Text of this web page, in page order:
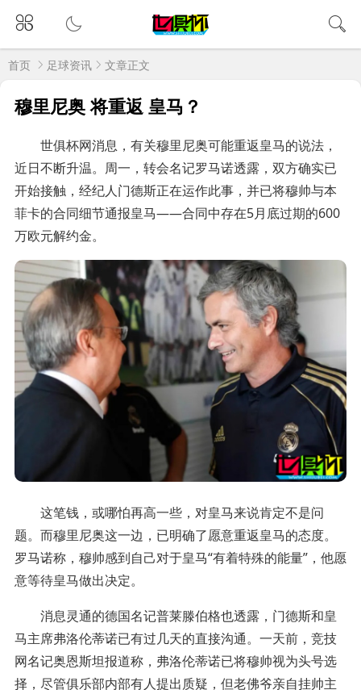
首页 足球资讯 文章正文
穆里尼奥 将重返 皇马？
世俱杯网消息，有关穆里尼奥可能重返皇马的说法，
近日不断升温。周一，转会名记罗马诺透露，双方确实已
开始接触，经纪人门德斯正在运作此事，并已将穆帅与本
菲卡的合同细节通报皇马——合同中存在5月底过期的600
万欧元解约金。
这笔钱，或哪怕再高一些，对皇马来说肯定不是问
题。而穆里尼奥这一边，已明确了愿意重返皇马的态度。
罗马诺称，穆帅感到自己对于皇马“有着特殊的能量”，他愿
意等待皇马做出决定。
消息灵通的德国名记普莱滕伯格也透露，门德斯和皇
马主席弗洛伦蒂诺已有过几天的直接沟通。一天前，竞技
网名记奥恩斯坦报道称，弗洛伦蒂诺已将穆帅视为头号选
择，尽管俱乐部内部有人提出质疑，但老佛爷亲自挂帅主